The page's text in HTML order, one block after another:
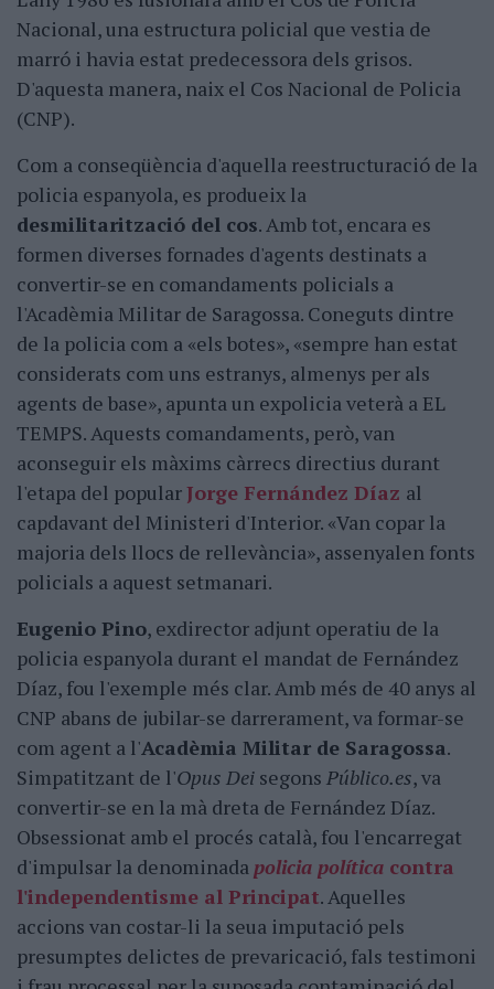
Nacional, una estructura policial que vestia de
marró i havia estat predecessora dels grisos.
D'aquesta manera, naix el Cos Nacional de Policia
(CNP).
Com a conseqüència d'aquella reestructuració de la
policia espanyola, es produeix la
desmilitarització del cos. Amb tot, encara es
formen diverses fornades d'agents destinats a
convertir-se en comandaments policials a
l'Acadèmia Militar de Saragossa. Coneguts dintre
de la policia com a «els botes», «sempre han estat
considerats com uns estranys, almenys per als
agents de base», apunta un expolicia veterà a EL
TEMPS. Aquests comandaments, però, van
aconseguir els màxims càrrecs directius durant
l'etapa del popularJorge Fernández Díaz al
capdavant del Ministeri d'Interior. «Van copar la
majoria dels llocs de rellevància», assenyalen fonts
policials a aquest setmanari.
Eugenio Pino, exdirector adjunt operatiu de la
policia espanyola durant el mandat de Fernández
Díaz, fou l'exemple més clar. Amb més de 40 anys al
CNP abans de jubilar-se darrerament, va formar-se
com agent a l'Acadèmia Militar de Saragossa.
Simpatitzant de l'Opus Dei segons Público.es, va
convertir-se en la mà dreta de Fernández Díaz.
Obsessionat amb el procés català, fou l'encarregat
d'impulsar la denominadapolicia política contra
l'independentisme al Principat. Aquelles
accions van costar-li la seua imputació pels
presumptes delictes de prevaricació, fals testimoni